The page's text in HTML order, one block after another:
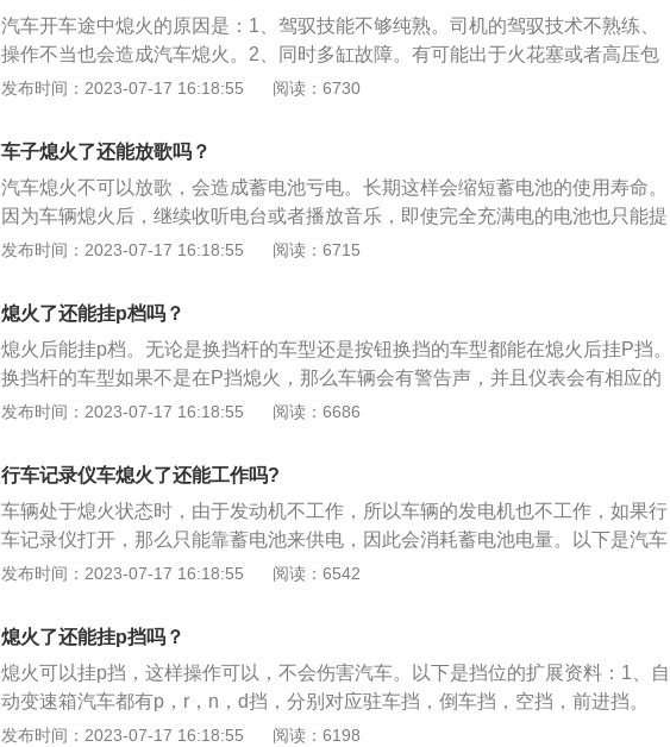
交通参与者的注意；8、危险报警灯：提醒后方车辆避让。
汽车开车途中熄火的原因是：1、驾驭技能不够纯熟。司机的驾驭技术不熟练、
操作不当也会造成汽车熄火。2、同时多缸故障。有可能出于火花塞或者高压包
故障，造成1缸或多缸不点火，从而形成熄火。但只有同时多缸故障不点火才能
马达或者怠速马达的线路损坏，或者发动机电子控制单元(ECU)中的怠速控制模
块出现问题。4、油泵故障。油泵卡住或油泵本身故障会造成突然不供油，而不
供油就容易引起汽车熄火。
发布时间：2023-07-17 16:18:55 阅读：6730
车子熄火了还能放歌吗？
汽车熄火不可以放歌，会造成蓄电池亏电。长期这样会缩短蓄电池的使用寿命。
因为车辆熄火后，继续收听电台或者播放音乐，即使完全充满电的电池也只能提
供3个小时左右的电量。汽车熄火前要注意：1、关闭空调系统：启动车辆时，空
造成过量损耗。冬天，更容易造成蓄电池亏电而导致不能正常启车的现象。2、
熄火时关闭点烟器：点烟器是通过电源来实现点烟功能，是汽车很重要的一个电
源输出接口。如果点烟器在熄火状态下依旧处于通电模式，不仅会消耗蓄电池电
量，还会损耗蓄电池。注意：为了延长蓄电池的寿命，建议定期检查和调整电解
液的密度和液面高度，及时检查电瓶放电情况，超过规定时立即充电。
发布时间：2023-07-17 16:18:55 阅读：6715
熄火了还能挂p档吗？
熄火后能挂p档。无论是换挡杆的车型还是按钮换挡的车型都能在熄火后挂P挡。
换挡杆的车型如果不是在P挡熄火，那么车辆会有警告声，并且仪表会有相应的
提示；而按键换挡的车更加厉害，不在P挡熄火会保持通电状态，相当于在电源A
以熄火，如果在D挡或者R挡熄火，那么再次启动就会突然窜车，这还是比较危险
的；如果在N挡熄火，汽车就可以在外力的作用下移动，同样也有潜在的危险。
2、而P挡实际上与N挡差不多，都能切断变速箱内部的动力传递，只是P挡比N挡
多一套锁止机构，将输出轴锁住，此时两边车轮就不能同向转动。
发布时间：2023-07-17 16:18:55 阅读：6686
行车记录仪车熄火了还能工作吗?
车辆处于熄火状态时，由于发动机不工作，所以车辆的发电机也不工作，如果行
车记录仪打开，那么只能靠蓄电池来供电，因此会消耗蓄电池电量。以下是汽车
行车记录仪的相关介绍：1、行车记录仪即记录车辆行驶途中的影像及声音等相
音，可为交通事故提供证据。2、行车记录仪主要分为便携性行车记录仪与后装
车机一体式DVD行车记录仪两大类，其中便携性行车记录仪又分为后视镜行车记
录仪与数据行车记录仪，这类记录仪具有隐蔽性好、安装方便、可拆卸更换、成
本低、使用简单等特点。
发布时间：2023-07-17 16:18:55 阅读：6542
熄火了还能挂p挡吗？
熄火可以挂p挡，这样操作可以，不会伤害汽车。以下是挡位的扩展资料：1、自
动变速箱汽车都有p，r，n，d挡，分别对应驻车挡，倒车挡，空挡，前进挡。
2、p挡和n挡可以在停车时使用，但是p挡和n挡有区别。p挡内部有锁止机构，n
发布时间：2023-07-17 16:18:55 阅读：6198